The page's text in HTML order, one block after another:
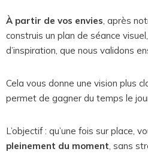
À partir de vos envies, après
construis un plan de séance
d’inspiration, que nous validons
Cela vous donne une vision plus
permet de gagner du temps le
L’objectif : qu’une fois sur place,
pleinement du moment, sans